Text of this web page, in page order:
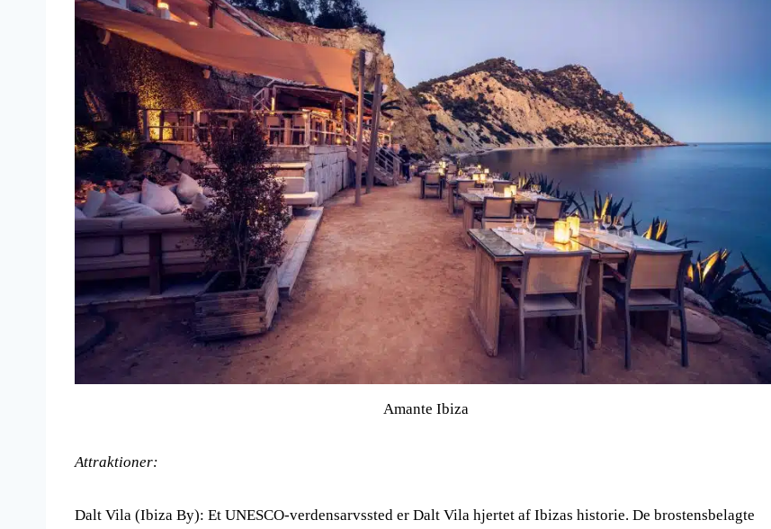
Amante Ibiza
Attraktioner:
Dalt Vila (Ibiza By): Et UNESCO-verdensarvssted er Dalt Vila hjertet af Ibizas historie. De brostensbelagte